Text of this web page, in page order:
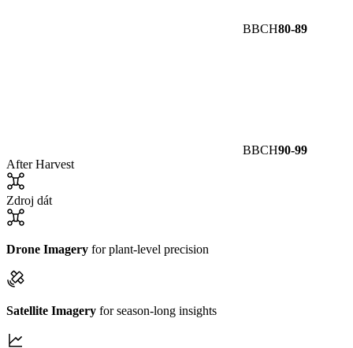
BBCH80-89
BBCH90-99
After Harvest
Zdroj dát
Drone Imagery for plant-level precision
Satellite Imagery for season-long insights